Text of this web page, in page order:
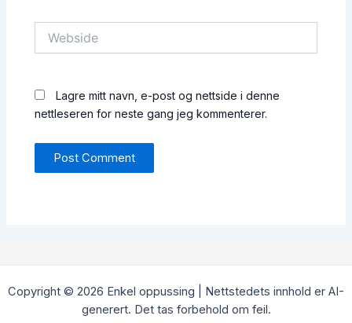
Lagre mitt navn, e-post og nettside i denne
nettleseren for neste gang jeg kommenterer.
Copyright © 2026 Enkel oppussing | Nettstedets innhold er AI-
generert. Det tas forbehold om feil.